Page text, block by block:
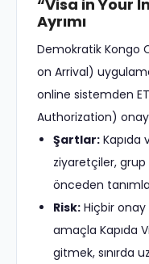
“Visa in Your
Ayrımı
Demokratik Kongo
on Arrival)
online sistemden
Authorization)
Şartlar: Kapıda
ziyaretçiler,
önceden
Risk: Hiçbir
amaçla Kapıda
gitmek, sınırda